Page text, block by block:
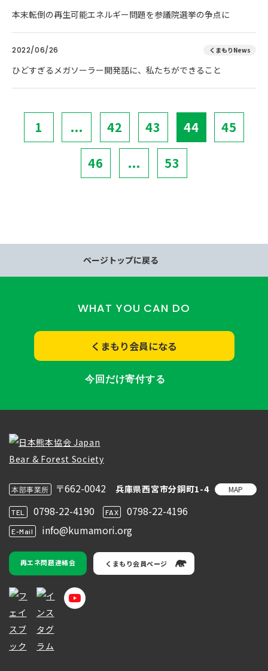
本末転倒の再生可能エネルギー問題を参議院選挙の争点に
2022/06/26 くまもりNews
ひどすぎるメガソーラー開発話に、私たちができること
1 ... 42 43 44 45
46 ... 53
ページトップに戻る
WHAT YOU CAN DO
くまもり会員になる
今回だけ寄付する
本部事業所 〒662-0042 兵庫県西宮市分銅町1-4 MAP
TEL 0798-22-4190 FAX 0798-22-4196
E-Mail info@kumamori.org
再エネ問題連絡会 くまもり会員ページ